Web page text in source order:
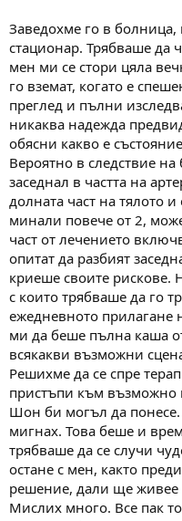
Заведохме го в
стационар. Трябваше да
мен ми се стори цяла
го вземат, когато е
преглед и пълни
никаква надежда
обясни какво е
Вероятно в следствие на
заседнал в частта на
долната част на тялото
минали повече от 2,
част от лечението
опитат да разбият
криеше своите рискове.
с които трябваше да го
ежедневното прилагане
ми да беше пълна каша
всякакви възможни
Решихме да се спре
пристъпи към възможно
Шон би могъл да
мигнах. Това беше и
трябваше да се случи
остане с мен, както
решение, дали ще живее
Мислих много. Все пак